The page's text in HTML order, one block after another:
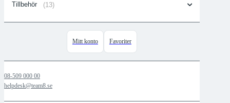
Tillbehör (13)
Mitt konto Favoriter
08-509 000 00
helpdesk@team8.se